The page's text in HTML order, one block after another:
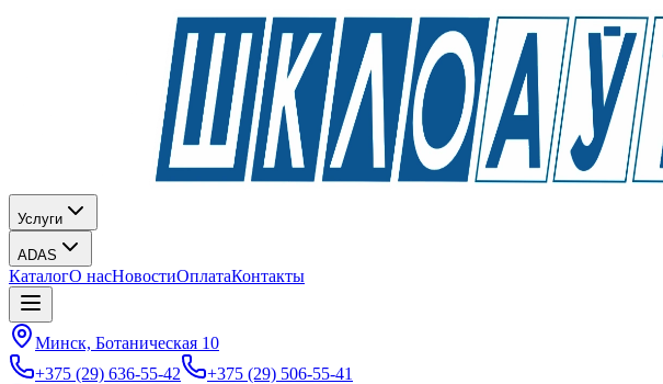
Услуги
ADAS
КаталогО насНовостиОплатаКонтакты
Минск, Ботаническая 10
+375 (29) 636-55-42
+375 (29) 506-55-41